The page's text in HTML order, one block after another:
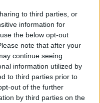
to third parties, or
information for
the below opt-out
note that after your
continue seeing
information utilized by
to third parties prior to
out of the further
by third parties on the
Να διαβάσω
οι